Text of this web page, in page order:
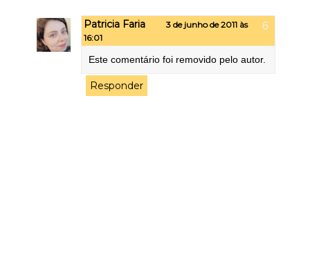
Patricia Faria
3 de junho de 2011 às
16:01
Este comentário foi removido pelo autor.
Responder